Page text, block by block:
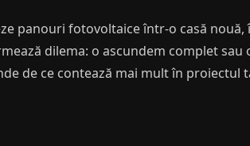
panouri fotovoltaice într-o casă
dilema: o ascundem complet
de ce contează mai mult în proiectul